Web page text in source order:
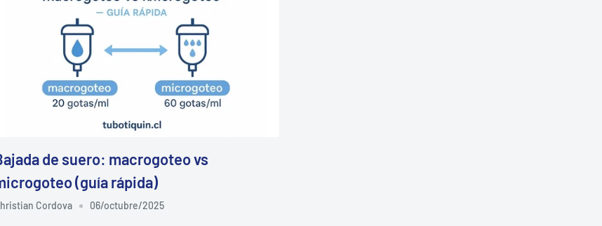
de suero: macrogoteo vs
(guía rápida)
Cordova 06/octubre/2025